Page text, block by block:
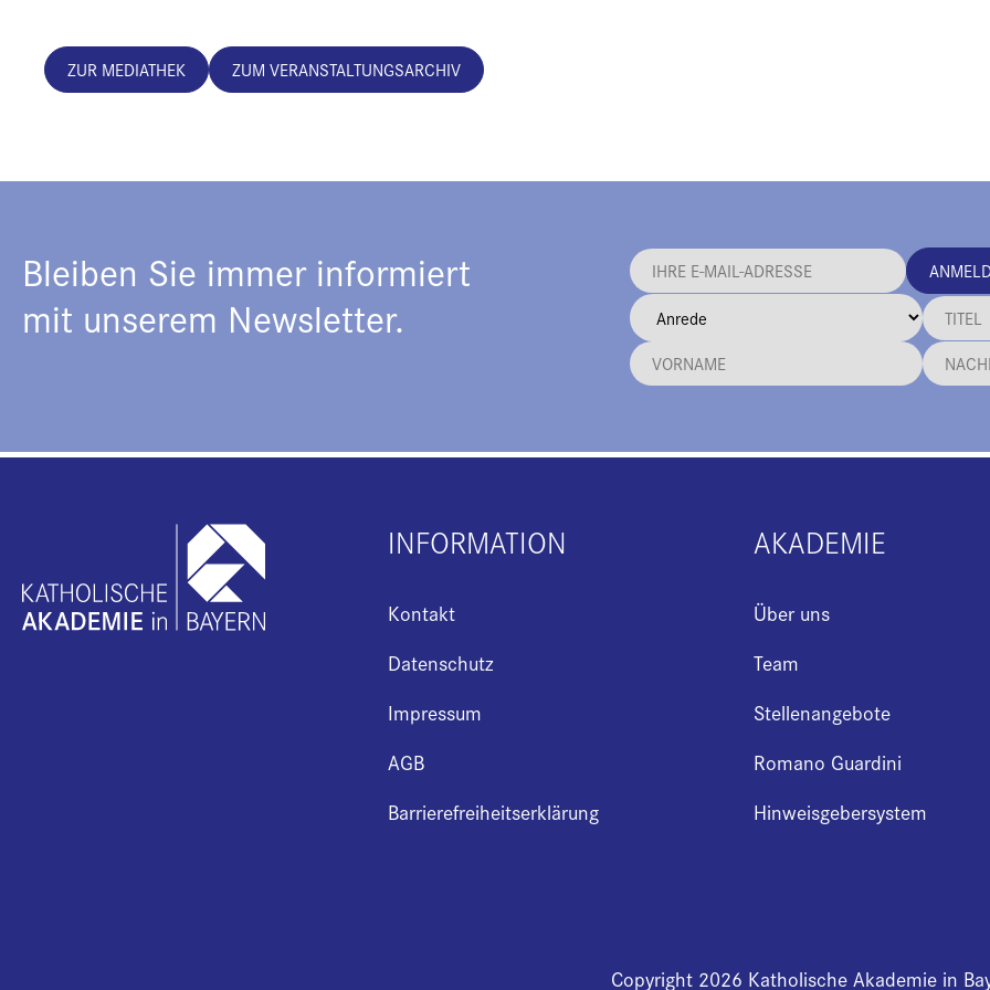
ZUR MEDIATHEK ZUM VERANSTALTUNGSARCHIV
Bleiben Sie immer informiert
mit unserem Newsletter.
INFORMATION
Kontakt
Datenschutz
Impressum
AGB
Barrierefreiheitserklärung
AKADEMIE
Über uns
Team
Stellenangebote
Romano Guardini
Hinweisgebersystem
Copyright 2026 Katholische Akademie in